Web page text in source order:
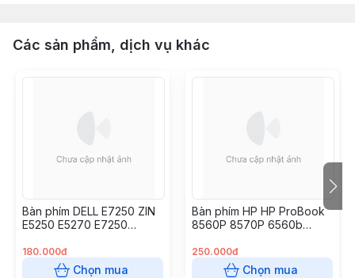
Các sản phẩm, dịch vụ khác
Bàn phím DELL E7250 ZIN
E5250 E5270 E7250
180.000đ
Chọn mua
Bàn phím HP HP ProBook
8560P 8570P 6560b
250.000đ
Chọn mua